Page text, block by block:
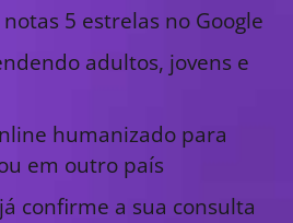
5 estrelas no Google
adultos, jovens e
humanizado para
em outro país
confirme a sua consulta